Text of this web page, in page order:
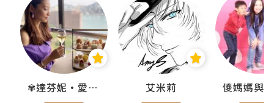
✾達芬妮•愛孩子•愛生活✾ 艾米莉